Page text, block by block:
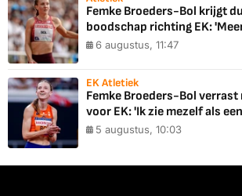
Femke Broeders-Bol krijgt
boodschap richting EK:
6 augustus, 11:47
EK Atletiek
Femke Broeders-Bol
voor EK: 'Ik zie mezelf als
5 augustus, 10:03